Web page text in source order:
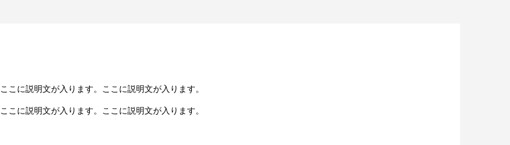
ここに説明文が入ります。ここに説明文が入ります。
ここに説明文が入ります。ここに説明文が入ります。